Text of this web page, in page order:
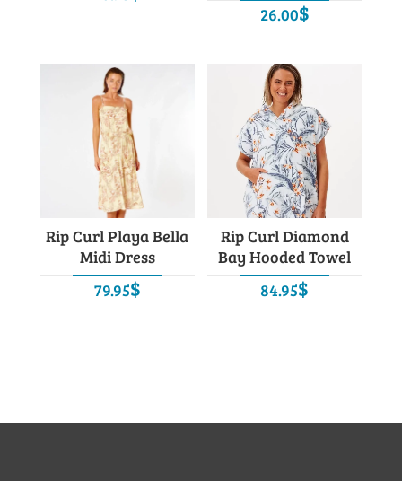
26.00$
Rip Curl Playa Bella
Midi Dress
79.95$
Rip Curl Diamond
Bay Hooded Towel
84.95$